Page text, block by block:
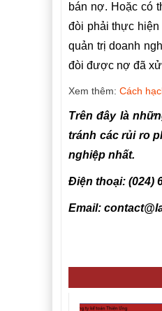
bán nợ. Hoặc có
đòi phải thực hiện
quản trị doanh
đòi được nợ đã xử
Xem thêm: Cách
Trên đây là
tránh các rủi ro
nghiệp nhất.
Điện thoại: (024)
Email: